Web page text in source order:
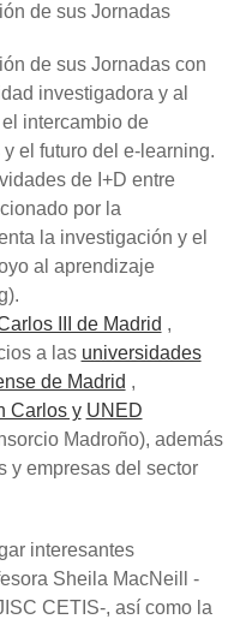
de sus Jornadas
de sus Jornadas con
investigadora y al
intercambio de
el futuro del e-learning.
de I+D entre
por la
la investigación y el
al aprendizaje
III de Madrid ,
a las universidades
de Madrid ,
Carlos y UNED
Madroño), además
y empresas del sector
interesantes
Sheila MacNeill -
CETIS-, así como la